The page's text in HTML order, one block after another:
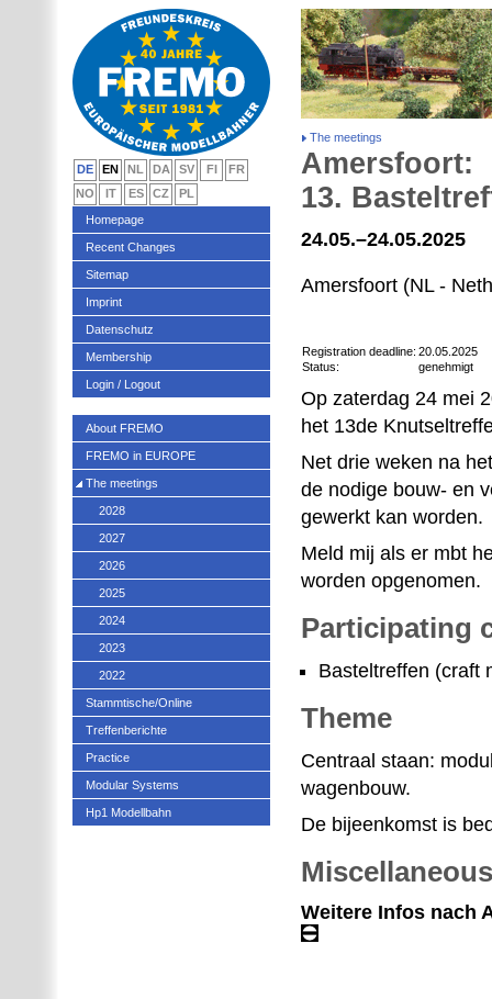
The meetings
Amersfoort:
13.
24.05.–24.05.2025
Amersfoort (NL -
Registration deadline: 20.05.2025
Status:
genehmigt
Op zaterdag 24 mei
het 13de
Net drie weken na
de nodige bouw- en
gewerkt kan worden.
Meld mij als er mbt
worden opgenomen.
Participating
Basteltreffen (craft
Theme
Centraal staan:
wagenbouw.
De bijeenkomst is
Miscellaneous
Weitere Infos nach
DE EN NL DA SV FI
FR
NO
IT ES CZ
PL
Homepage
Recent Changes
Sitemap
Imprint
Datenschutz
Membership
Login / Logout
About FREMO
FREMO in EUROPE
The meetings
2028
2027
2026
2025
2024
2023
2022
Stammtische/Online
Treffenberichte
Practice
Modular Systems
Hp1 Modellbahn